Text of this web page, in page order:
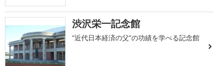
渋沢栄一記念館
“近代日本経済の父”の功績を学べる記念館